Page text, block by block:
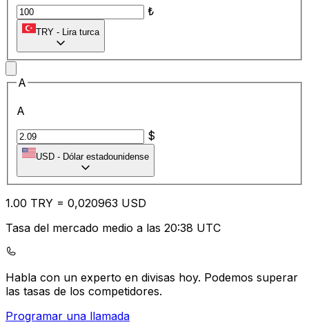
₺
TRY - Lira turca
A
A
$
USD - Dólar estadounidense
1.00 TRY = 0,020963 USD
Tasa del mercado medio a las 20:38 UTC
Habla con un experto en divisas hoy. Podemos superar
las tasas de los competidores.
Programar una llamada